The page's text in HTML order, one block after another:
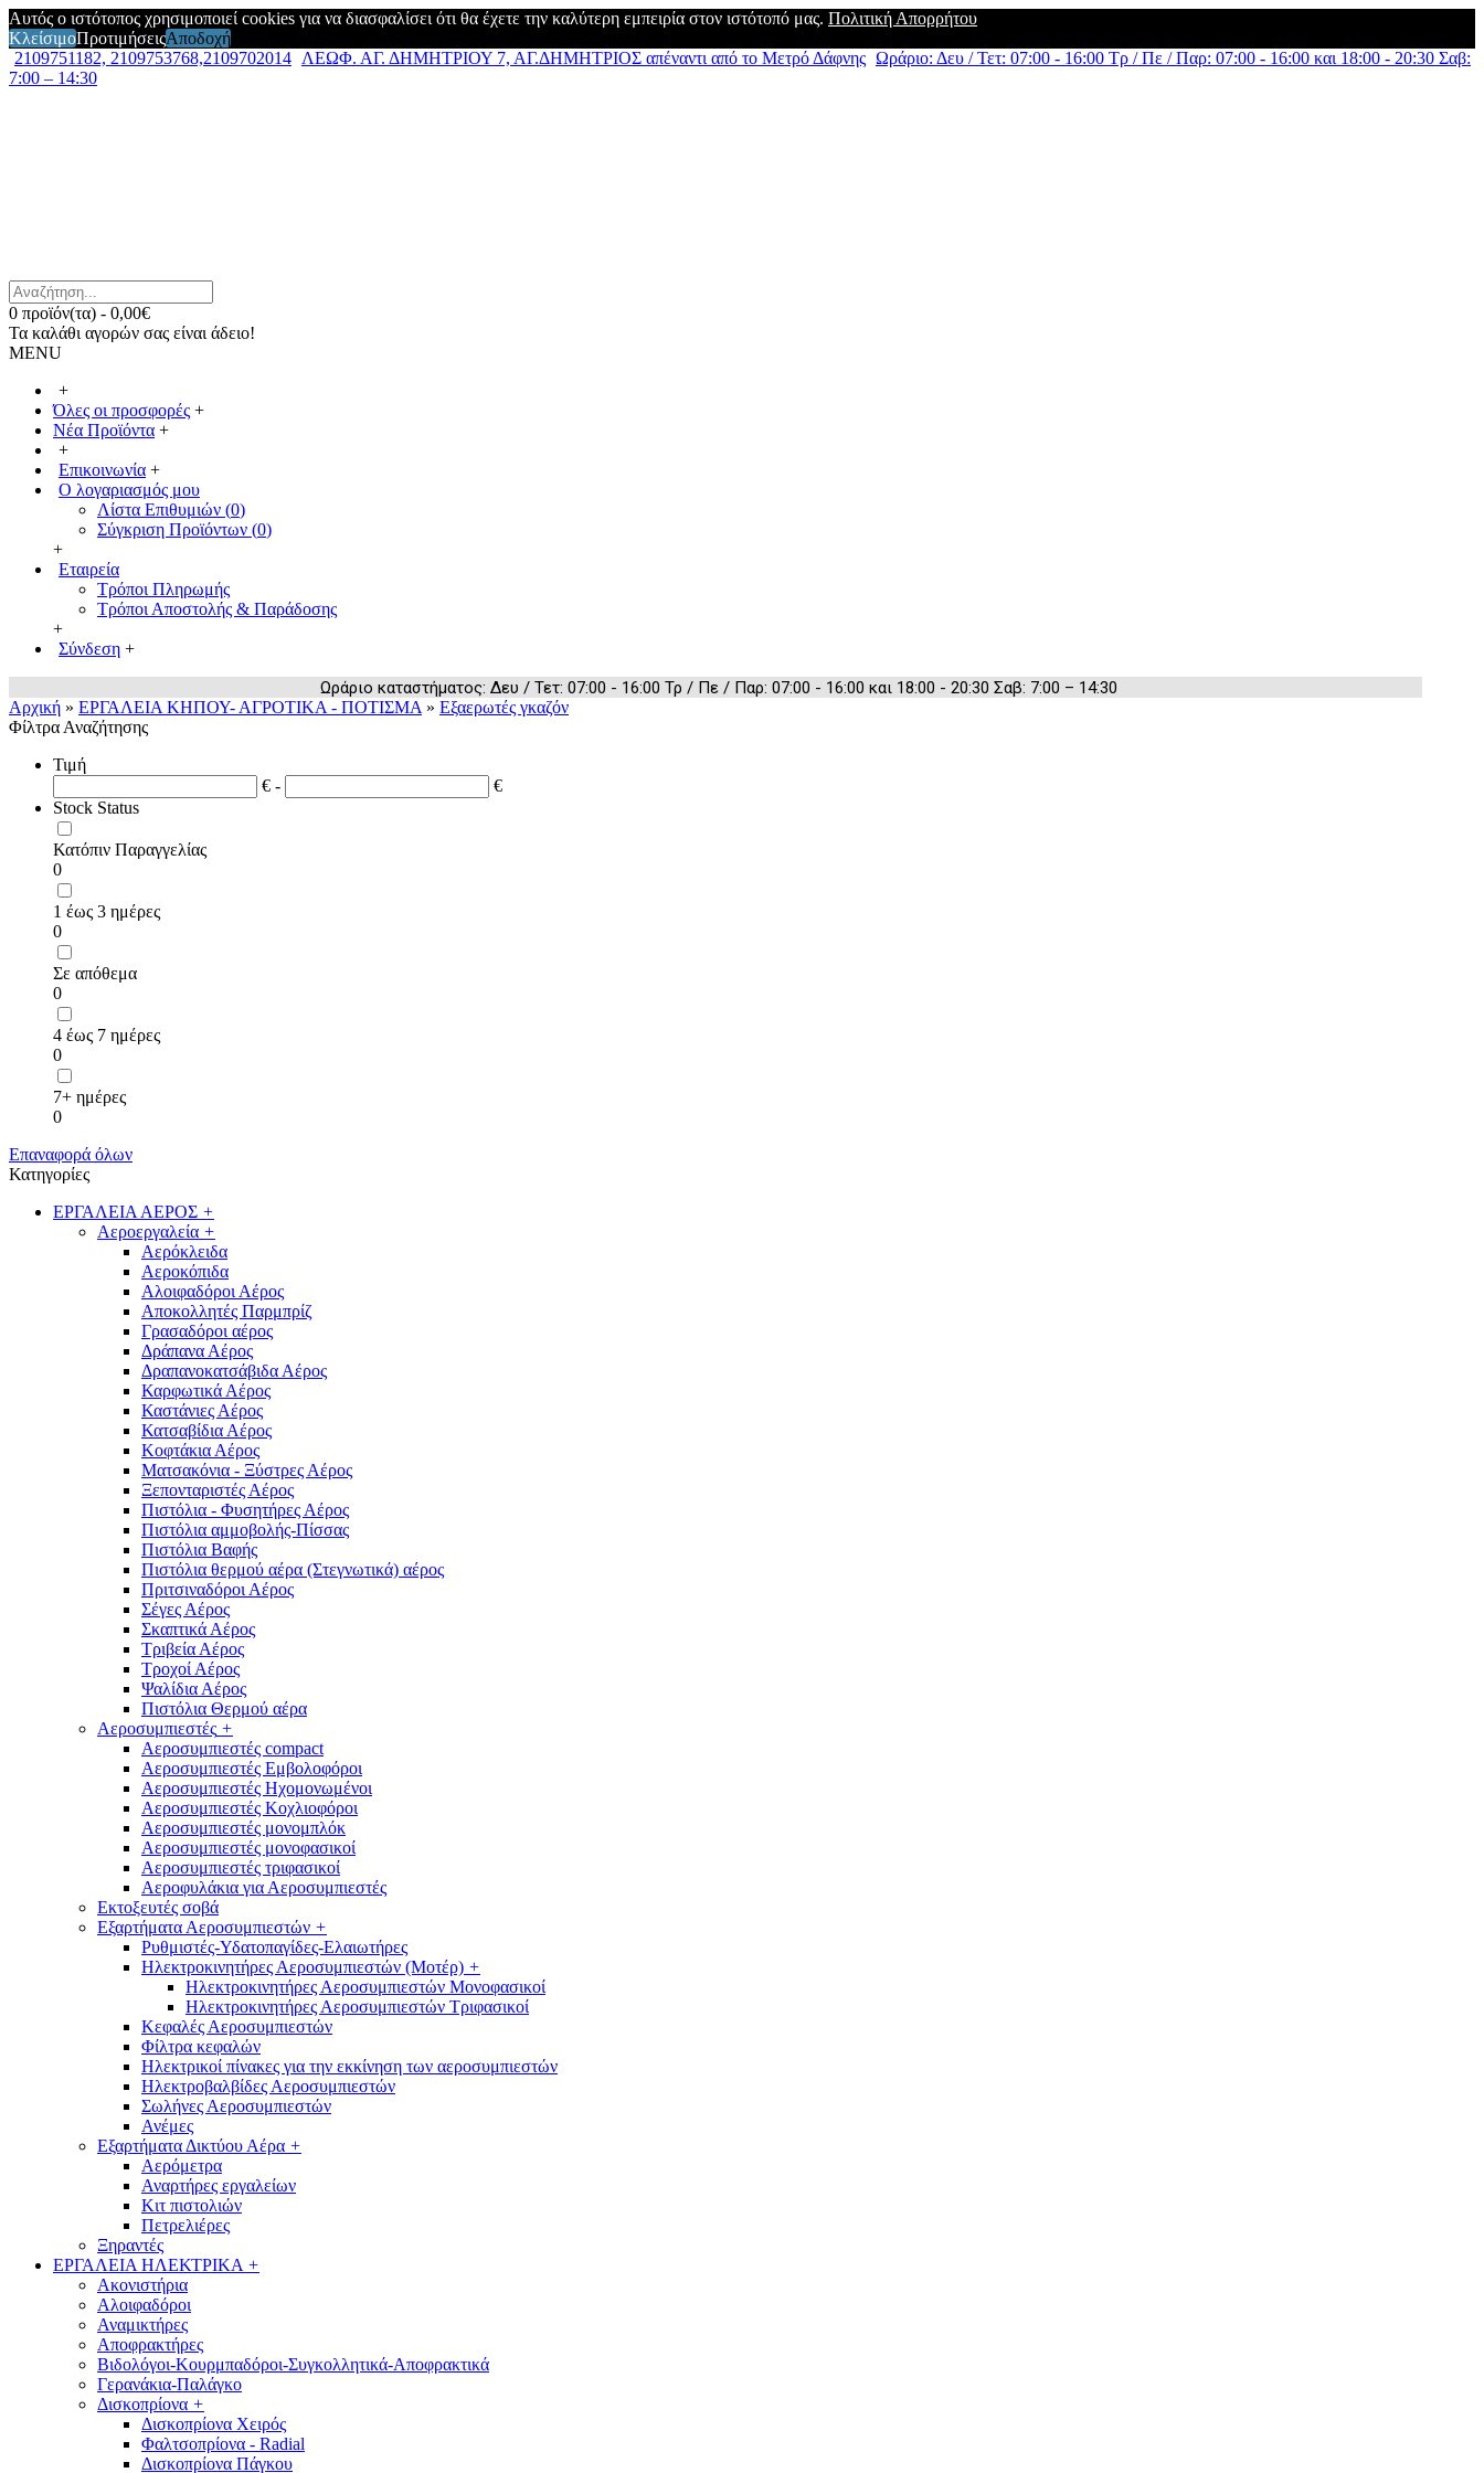
Αυτός ο ιστότοπος χρησιμοποιεί cookies για να διασφαλίσει ότι θα έχετε την καλύτερη εμπειρία στον ιστότοπό μας. Πολιτική Απορρήτου
ΚλείσιμοΠροτιμήσειςΑποδοχή
2109751182, 2109753768,2109702014 ΛΕΩΦ. ΑΓ. ΔΗΜΗΤΡΙΟΥ 7, ΑΓ.ΔΗΜΗΤΡΙΟΣ απέναντι από το Μετρό Δάφνης Ωράριο: Δευ / Τετ: 07:00 - 16:00 Τρ / Πε / Παρ: 07:00 - 16:00 και 18:00 - 20:30 Σαβ:
7:00 – 14:30
0 προϊόν(τα) - 0,00€
Τα καλάθι αγορών σας είναι άδειο!
MENU
+
Όλες οι προσφορές +
Νέα Προϊόντα +
+
Επικοινωνία +
Ο λογαριασμός μου
Λίστα Επιθυμιών (0)
Σύγκριση Προϊόντων (0)
+
Εταιρεία
Τρόποι Πληρωμής
Τρόποι Αποστολής & Παράδοσης
+
Σύνδεση +
Ωράριο καταστήματος: Δευ / Τετ: 07:00 - 16:00 Τρ / Πε / Παρ: 07:00 - 16:00 και 18:00 - 20:30 Σαβ: 7:00 – 14:30
Αρχική » ΕΡΓΑΛΕΙΑ ΚΗΠΟΥ- ΑΓΡΟΤΙΚΑ - ΠΟΤΙΣΜΑ » Εξαερωτές γκαζόν
Φίλτρα Αναζήτησης
Τιμή
€ -
€
Stock Status
Κατόπιν Παραγγελίας
0
1 έως 3 ημέρες
0
Σε απόθεμα
0
4 έως 7 ημέρες
0
7+ ημέρες
0
Επαναφορά όλων
Κατηγορίες
ΕΡΓΑΛΕΙΑ ΑΕΡΟΣ +
Αεροεργαλεία +
Αερόκλειδα
Αεροκόπιδα
Αλοιφαδόροι Αέρος
Αποκολλητές Παρμπρίζ
Γρασαδόροι αέρος
Δράπανα Αέρος
Δραπανοκατσάβιδα Αέρος
Καρφωτικά Αέρος
Καστάνιες Αέρος
Κατσαβίδια Αέρος
Κοφτάκια Αέρος
Ματσακόνια - Ξύστρες Αέρος
Ξεπονταριστές Αέρος
Πιστόλια - Φυσητήρες Αέρος
Πιστόλια αμμοβολής-Πίσσας
Πιστόλια Βαφής
Πιστόλια θερμού αέρα (Στεγνωτικά) αέρος
Πριτσιναδόροι Αέρος
Σέγες Αέρος
Σκαπτικά Αέρος
Τριβεία Αέρος
Τροχοί Αέρος
Ψαλίδια Αέρος
Πιστόλια Θερμού αέρα
Αεροσυμπιεστές +
Αεροσυμπιεστές compact
Αεροσυμπιεστές Εμβολοφόροι
Αεροσυμπιεστές Ηχομονωμένοι
Αεροσυμπιεστές Κοχλιοφόροι
Αεροσυμπιεστές μονομπλόκ
Αεροσυμπιεστές μονοφασικοί
Αεροσυμπιεστές τριφασικοί
Αεροφυλάκια για Αεροσυμπιεστές
Εκτοξευτές σοβά
Εξαρτήματα Αεροσυμπιεστών +
Ρυθμιστές-Υδατοπαγίδες-Ελαιωτήρες
Ηλεκτροκινητήρες Αεροσυμπιεστών (Μοτέρ) +
Ηλεκτροκινητήρες Αεροσυμπιεστών Μονοφασικοί
Ηλεκτροκινητήρες Αεροσυμπιεστών Τριφασικοί
Κεφαλές Αεροσυμπιεστών
Φίλτρα κεφαλών
Ηλεκτρικοί πίνακες για την εκκίνηση των αεροσυμπιεστών
Ηλεκτροβαλβίδες Αεροσυμπιεστών
Σωλήνες Αεροσυμπιεστών
Ανέμες
Εξαρτήματα Δικτύου Αέρα +
Αερόμετρα
Αναρτήρες εργαλείων
Κιτ πιστολιών
Πετρελιέρες
Ξηραντές
ΕΡΓΑΛΕΙΑ ΗΛΕΚΤΡΙΚΑ +
Ακονιστήρια
Αλοιφαδόροι
Αναμικτήρες
Αποφρακτήρες
Βιδολόγοι-Κουρμπαδόροι-Συγκολλητικά-Αποφρακτικά
Γερανάκια-Παλάγκο
Δισκοπρίονα +
Δισκοπρίονα Χειρός
Φαλτσοπρίονα - Radial
Δισκοπρίονα Πάγκου